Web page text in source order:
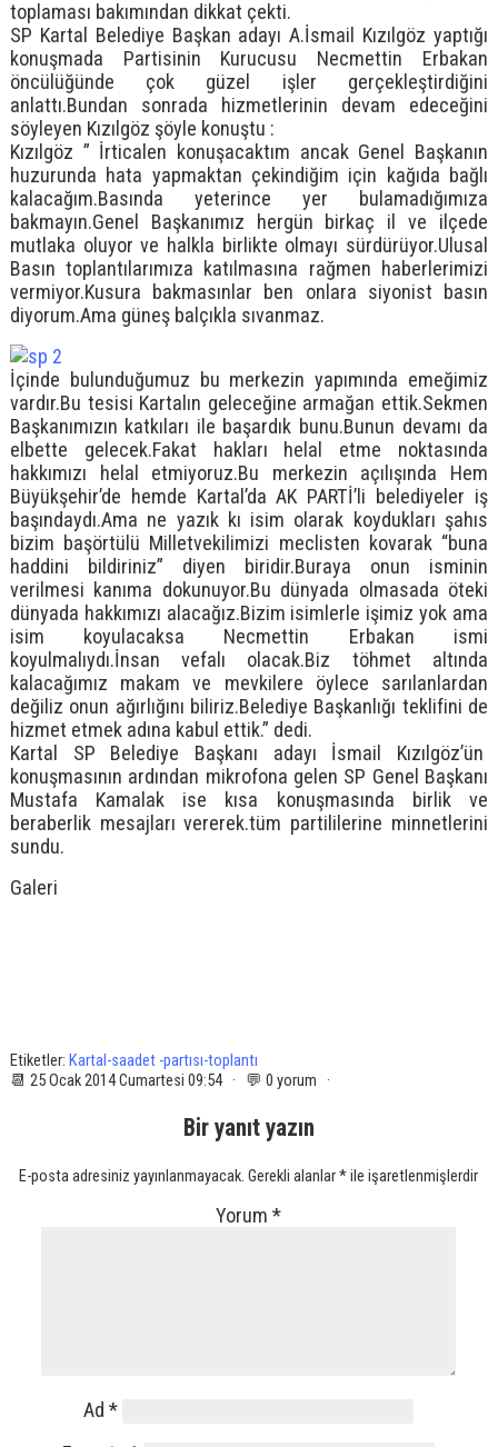
toplaması bakımından dikkat çekti.
SP Kartal Belediye Başkan adayı A.İsmail Kızılgöz yaptığı
konuşmada Partisinin Kurucusu Necmettin Erbakan
öncülüğünde çok güzel işler gerçekleştirdiğini
anlattı.Bundan sonrada hizmetlerinin devam edeceğini
söyleyen Kızılgöz şöyle konuştu :
Kızılgöz ” İrticalen konuşacaktım ancak Genel Başkanın
huzurunda hata yapmaktan çekindiğim için kağıda bağlı
kalacağım.Basında yeterince yer bulamadığımıza
bakmayın.Genel Başkanımız hergün birkaç il ve ilçede
mutlaka oluyor ve halkla birlikte olmayı sürdürüyor.Ulusal
Basın toplantılarımıza katılmasına rağmen haberlerimizi
vermiyor.Kusura bakmasınlar ben onlara siyonist basın
diyorum.Ama güneş balçıkla sıvanmaz.
İçinde bulunduğumuz bu merkezin yapımında emeğimiz
vardır.Bu tesisi Kartalın geleceğine armağan ettik.Sekmen
Başkanımızın katkıları ile başardık bunu.Bunun devamı da
elbette gelecek.Fakat hakları helal etme noktasında
hakkımızı helal etmiyoruz.Bu merkezin açılışında Hem
Büyükşehir’de hemde Kartal’da AK PARTİ’li belediyeler iş
başındaydı.Ama ne yazık kı isim olarak koydukları şahıs
bizim başörtülü Milletvekilimizi meclisten kovarak “buna
haddini bildiriniz” diyen biridir.Buraya onun isminin
verilmesi kanıma dokunuyor.Bu dünyada olmasada öteki
dünyada hakkımızı alacağız.Bizim isimlerle işimiz yok ama
isim koyulacaksa Necmettin Erbakan ismi
koyulmalıydı.İnsan vefalı olacak.Biz töhmet altında
kalacağımız makam ve mevkilere öylece sarılanlardan
değiliz onun ağırlığını biliriz.Belediye Başkanlığı teklifini de
hizmet etmek adına kabul ettik.” dedi.
Kartal SP Belediye Başkanı adayı İsmail Kızılgöz’ün
konuşmasının ardından mikrofona gelen SP Genel Başkanı
Mustafa Kamalak ise kısa konuşmasında birlik ve
beraberlik mesajları vererek.tüm partililerine minnetlerini
sundu.
Galeri
Etiketler: Kartal-saadet -partısı-toplantı
📆 25 Ocak 2014 Cumartesi 09:54 · 💬 0 yorum ·
Bir yanıt yazın
E-posta adresiniz yayınlanmayacak. Gerekli alanlar*ile işaretlenmişlerdir
Yorum*
Ad*